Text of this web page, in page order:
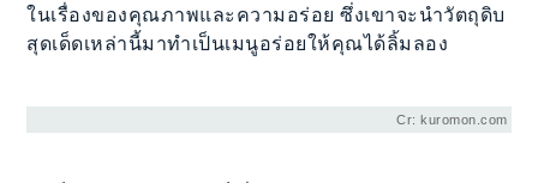
ในเรื่องของคุณภาพและความอร่อย ซึ่งเขาจะนำวัตถุดิบ
สุดเด็ดเหล่านี้มาทำเป็นเมนูอร่อยให้คุณได้ลิ้มลอง
Cr: kuromon.com